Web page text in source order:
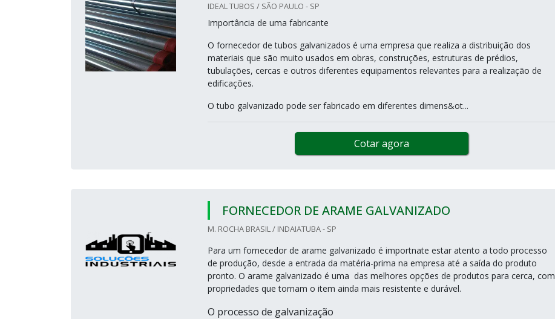
IDEAL TUBOS / SÃO PAULO - SP
Importância de uma fabricante
O fornecedor de tubos galvanizados é uma empresa que realiza a distribuição dos
materiais que são muito usados em obras, construções, estruturas de prédios,
tubulações, cercas e outros diferentes equipamentos relevantes para a realização de
edificações.
O tubo galvanizado pode ser fabricado em diferentes dimens&ot...
Cotar agora
FORNECEDOR DE ARAME GALVANIZADO
M. ROCHA BRASIL / INDAIATUBA - SP
Para um fornecedor de arame galvanizado é importnate estar atento a todo processo
de produção, desde a entrada da matéria-prima na empresa até a saída do produto
pronto. O arame galvanizado é uma das melhores opções de produtos para cerca, com
propriedades que tornam o item ainda mais resistente e durável.
O processo de galvanização